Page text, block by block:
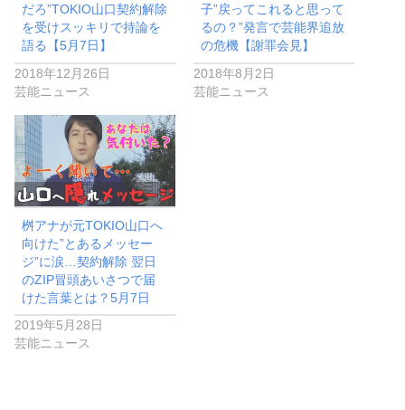
だろ”TOKIO山口契約解除
を受けスッキリで持論を
語る【5月7日】
2018年12月26日
芸能ニュース
子”戻ってこれると思って
るの？”発言で芸能界追放
の危機【謝罪会見】
2018年8月2日
芸能ニュース
桝アナが元TOKIO山口へ
向けた”とあるメッセー
ジ”に涙…契約解除 翌日
のZIP冒頭あいさつで届
けた言葉とは？5月7日
2019年5月28日
芸能ニュース